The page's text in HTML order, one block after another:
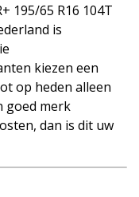
195/65 R16 104T
is
kiezen een
op heden alleen
goed merk
dan is dit uw